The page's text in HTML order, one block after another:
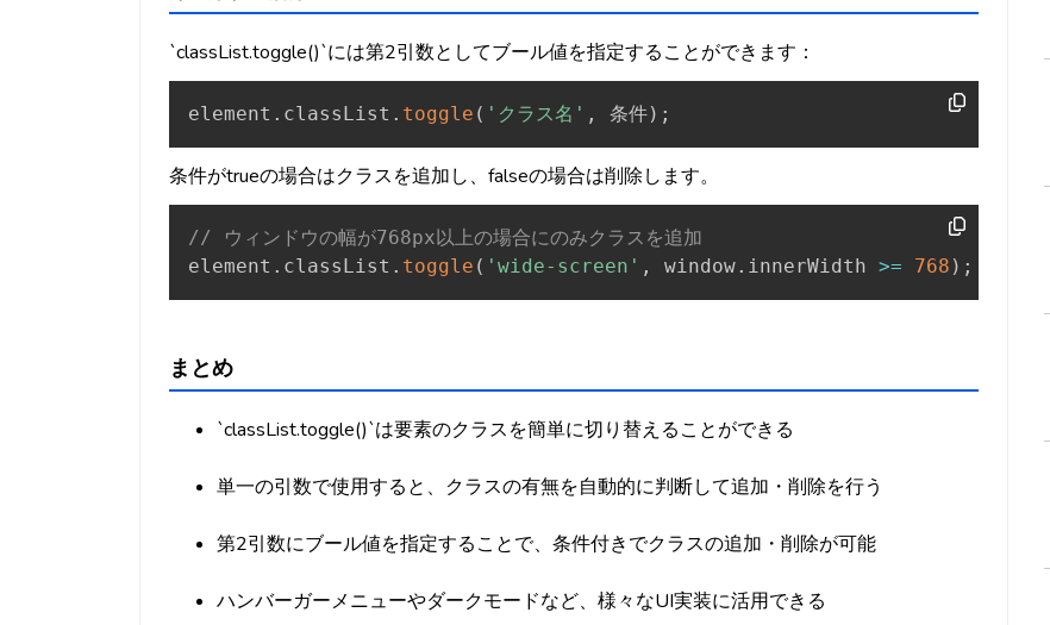
`classList.toggle()`には第2引数としてブール値を指定することができます：
element . classList . toggle ( 'クラス名' , 条件) ;
条件がtrueの場合はクラスを追加し、falseの場合は削除します。
// ウィンドウの幅が768px以上の場合にのみクラスを追加
element . classList . toggle ( 'wide-screen' , window. innerWidth >= 768 ) ;
まとめ
`classList.toggle()`は要素のクラスを簡単に切り替えることができる
単一の引数で使用すると、クラスの有無を自動的に判断して追加・削除を行う
第2引数にブール値を指定することで、条件付きでクラスの追加・削除が可能
ハンバーガーメニューやダークモードなど、様々なUI実装に活用できる